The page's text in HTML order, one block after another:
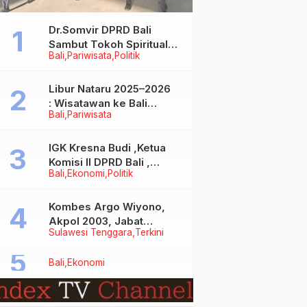
Bali Pariwisata Politik
Dr.Somvir DPRD Bali
Sambut Tokoh Spiritual
India Baba Bageshwar
Bali Pariwisata
Libur Nataru 2025–2026
: Wisatawan ke Bali
Meningkat, Isu Penurunan
Bali Ekonomi Politik
IGK Kresna Budi ,Ketua
Komisi II DPRD Bali ,
Angkat Bicara Soal
Bersubsidi Jenis Solar
Sulawesi Tenggara Terkini
Kombes Argo Wiyono,
Akpol 2003, Jabat
Dirlantas Polda Sultra
Bali Ekonomi